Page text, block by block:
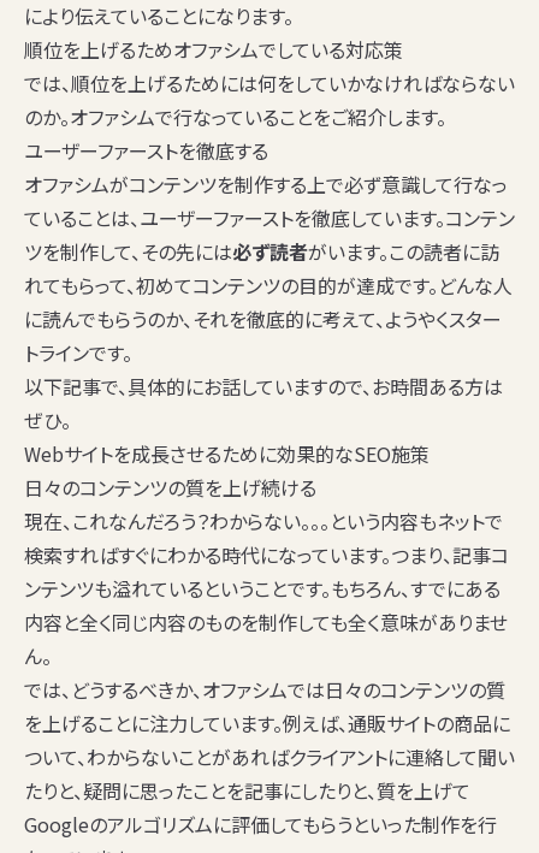
により伝えていることになります。
順位を上げるためオファシムでしている対応策
では、順位を上げるためには何をしていかなければならない
のか。オファシムで行なっていることをご紹介します。
ユーザーファーストを徹底する
オファシムがコンテンツを制作する上で必ず意識して行なっ
ていることは、ユーザーファーストを徹底しています。コンテン
ツを制作して、その先には必ず読者がいます。この読者に訪
れてもらって、初めてコンテンツの目的が達成です。どんな人
に読んでもらうのか、それを徹底的に考えて、ようやくスター
トラインです。
以下記事で、具体的にお話していますので、お時間ある方は
ぜひ。
Webサイトを成長させるために効果的なSEO施策
日々のコンテンツの質を上げ続ける
現在、これなんだろう？わからない。。。という内容もネットで
検索すればすぐにわかる時代になっています。つまり、記事コ
ンテンツも溢れているということです。もちろん、すでにある
内容と全く同じ内容のものを制作しても全く意味がありませ
ん。
では、どうするべきか、オファシムでは日々のコンテンツの質
を上げることに注力しています。例えば、通販サイトの商品に
ついて、わからないことがあればクライアントに連絡して聞い
たりと、疑問に思ったことを記事にしたりと、質を上げて
Googleのアルゴリズムに評価してもらうといった制作を行